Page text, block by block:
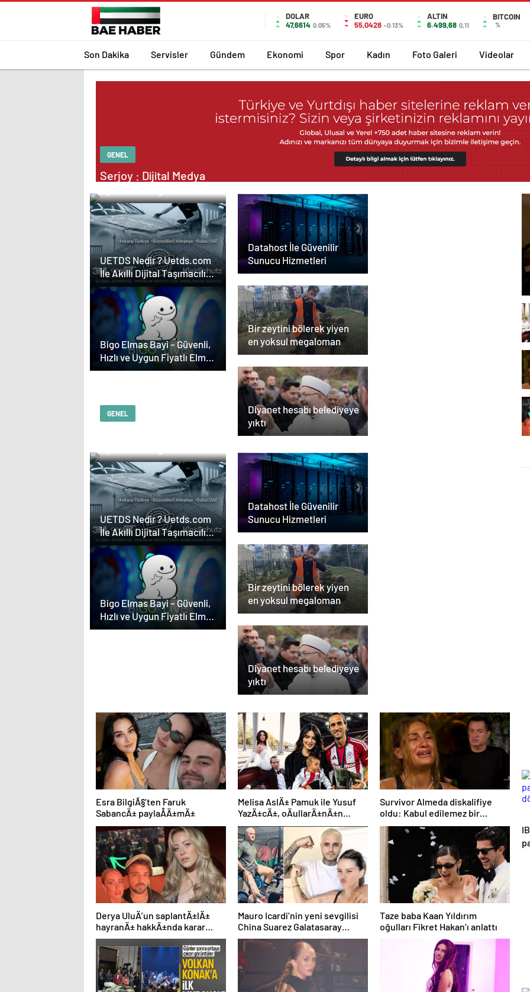
DOLAR
47,6614 0.05%
EURO
55,0428 -0.13%
ALTIN
6.499,68 0,11
BITCOIN
%
Son Dakika Servisler Gündem Ekonomi Spor Kadın Foto Galeri Videolar
GENEL
Serjoy : Dijital Medya
Ajansı, SEO Ajansı ve
Web Tasarım Ajansı
UETDS Nedir ? Uetds.com
İle Akıllı Dijital Taşımacılık
Yazılımı
Bigo Elmas Bayi – Güvenli,
Hızlı ve Uygun Fiyatlı Elmas
Satın Almanın Yeni Adresi
Datahost İle Güvenilir
Sunucu Hizmetleri
Bir zeytini bölerek yiyen
en yoksul megaloman
Diyanet hesabı belediyeye
yıktı
GENEL
Ajansı, SEO Ajansı ve
Web Tasarım Ajansı
UETDS Nedir ? Uetds.com
İle Akıllı Dijital Taşımacılık
Yazılımı
Bigo Elmas Bayi – Güvenli,
Hızlı ve Uygun Fiyatlı Elmas
Satın Almanın Yeni Adresi
Datahost İle Güvenilir
Sunucu Hizmetleri
Bir zeytini bölerek yiyen
en yoksul megaloman
Diyanet hesabı belediyeye
yıktı
Esra BilgiÃ§’ten Faruk
SabancÄ± paylaÅÄ±mÄ±
Melisa AslÄ± Pamuk ile Yusuf
YazÄ±cÄ±, oÄullarÄ±nÄ±n
yÃ¼zÃ¼nÃ¼ ilk kez gÃ¶sterdi
Survivor Almeda diskalifiye
oldu: Kabul edilemez bir
durum!
Derya UluÄ’un saplantÄ±lÄ±
hayranÄ± hakkÄ±nda karar
Ã§Ä±ktÄ±: Adalet yerini buldu
Mauro Icardi’nin yeni sevgilisi
China Suarez Galatasaray
taraftarına müjdeyi verdi
Taze baba Kaan Yıldırım
oğulları Fikret Hakan’ı anlattı